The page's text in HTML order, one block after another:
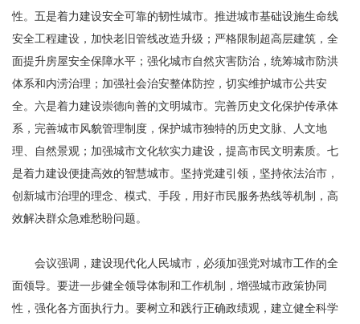
性。五是着力建设安全可靠的韧性城市。推进城市基础设施生命线
安全工程建设，加快老旧管线改造升级；严格限制超高层建筑，全
面提升房屋安全保障水平；强化城市自然灾害防治，统筹城市防洪
体系和内涝治理；加强社会治安整体防控，切实维护城市公共安
全。六是着力建设崇德向善的文明城市。完善历史文化保护传承体
系，完善城市风貌管理制度，保护城市独特的历史文脉、人文地
理、自然景观；加强城市文化软实力建设，提高市民文明素质。七
是着力建设便捷高效的智慧城市。坚持党建引领，坚持依法治市，
创新城市治理的理念、模式、手段，用好市民服务热线等机制，高
效解决群众急难愁盼问题。
会议强调，建设现代化人民城市，必须加强党对城市工作的全
面领导。要进一步健全领导体制和工作机制，增强城市政策协同
性，强化各方面执行力。要树立和践行正确政绩观，建立健全科学